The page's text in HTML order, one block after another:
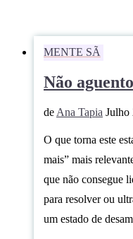
MENTE SÃ
Não
de Ana Tapia Julho
O que torna este
mais” mais
que não consegue
para resolver ou
um estado de